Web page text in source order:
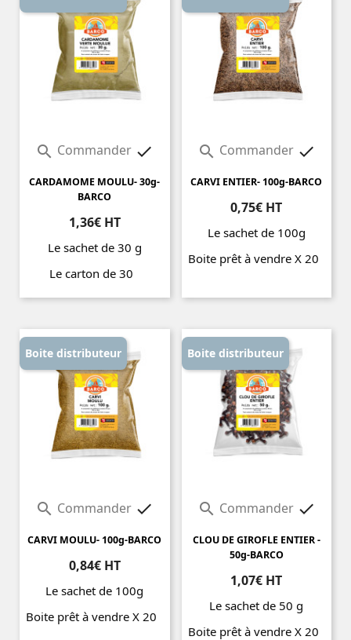
 Commander 
CARDAMOME MOULU- 30g-
BARCO
1,36€ HT
Le sachet de 30 g
Le carton de 30
Prix
 Commander 
CARVI ENTIER- 100g-BARCO
0,75€ HT
Le sachet de 100g
Boite prêt à vendre X 20
 Commander 
CARVI MOULU- 100g-BARCO
0,84€ HT
Le sachet de 100g
Boite prêt à vendre X 20
Boite distributeur
 Commander 
CLOU DE GIROFLE ENTIER -
50g-BARCO
1,07€ HT
Le sachet de 50 g
Boite prêt à vendre X 20
Boite distributeur